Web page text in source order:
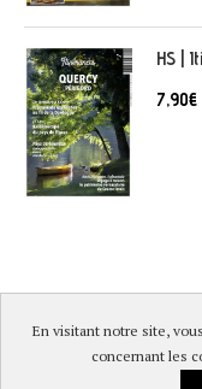
En visitant notre site,
concernant les
HS |
7,90€
© DireLot 2019 |
Conditions